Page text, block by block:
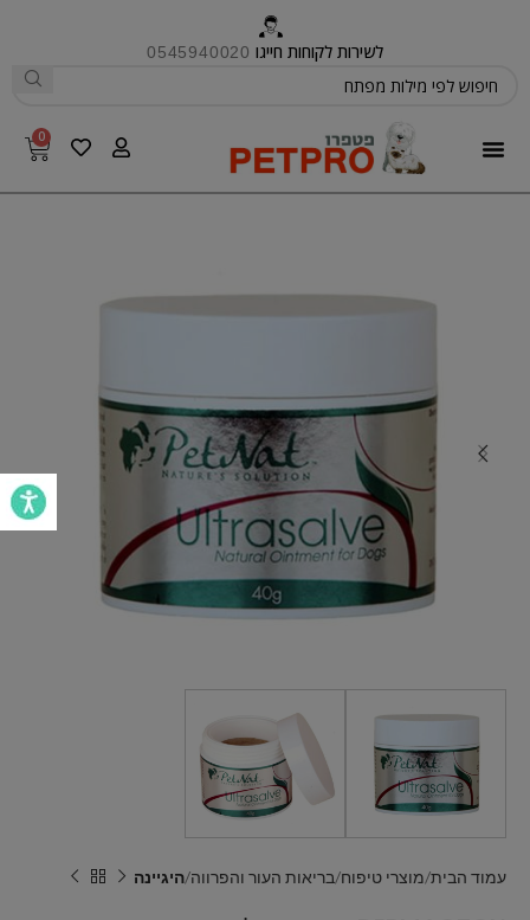
לשירות לקוחות חייגו 0545940020
0
עמוד הבית מוצרי טיפוח בריאות העור והפרווה היגיינה